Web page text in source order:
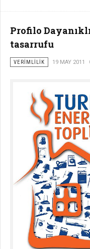
Profilo
tasarrufu
VERIMLILIK 19 MAY 2011